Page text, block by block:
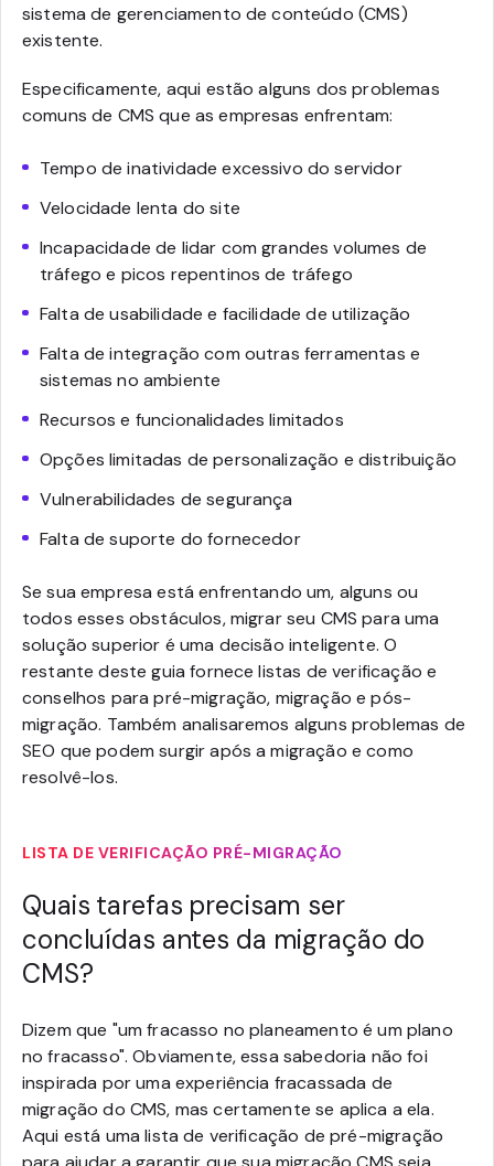
sistema de gerenciamento de conteúdo (CMS)
existente.
Especificamente, aqui estão alguns dos problemas
comuns de CMS que as empresas enfrentam:
Tempo de inatividade excessivo do servidor
Velocidade lenta do site
Incapacidade de lidar com grandes volumes de
tráfego e picos repentinos de tráfego
Falta de usabilidade e facilidade de utilização
Falta de integração com outras ferramentas e
sistemas no ambiente
Recursos e funcionalidades limitados
Opções limitadas de personalização e distribuição
Vulnerabilidades de segurança
Falta de suporte do fornecedor
Se sua empresa está enfrentando um, alguns ou
todos esses obstáculos, migrar seu CMS para uma
solução superior é uma decisão inteligente. O
restante deste guia fornece listas de verificação e
conselhos para pré-migração, migração e pós-
migração. Também analisaremos alguns problemas de
SEO que podem surgir após a migração e como
resolvê-los.
LISTA DE VERIFICAÇÃO PRÉ-MIGRAÇÃO
Quais tarefas precisam ser
concluídas antes da migração do
CMS?
Dizem que "um fracasso no planeamento é um plano
no fracasso". Obviamente, essa sabedoria não foi
inspirada por uma experiência fracassada de
migração do CMS, mas certamente se aplica a ela.
Aqui está uma lista de verificação de pré-migração